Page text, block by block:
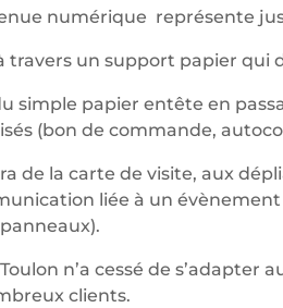
numérique représente
un support papier
papier entête en
(bon de commande,
de la carte de visite, aux
liée à un
panneaux).
n’a cessé de s’adapter
clients.